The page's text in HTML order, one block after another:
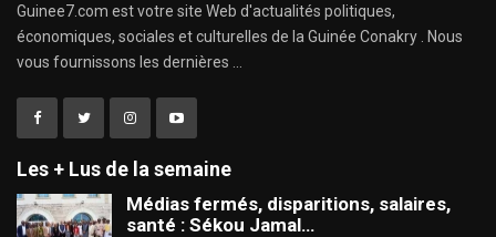
Guinee7.com est votre site Web d'actualités politiques,
économiques, sociales et culturelles de la Guinée Conakry . Nous
vous fournissons les dernières ...
Les + Lus de la semaine
Médias fermés, disparitions, salaires,
santé : Sékou Jamal…